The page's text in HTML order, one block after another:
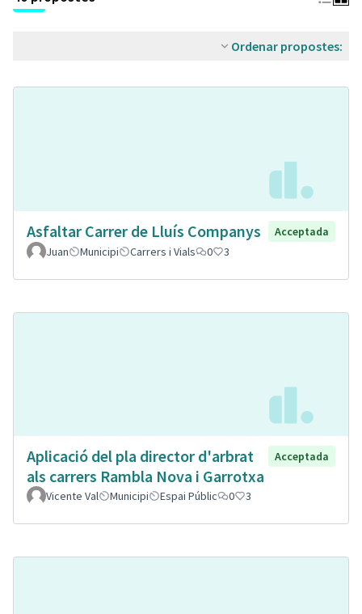
Ordenar propostes:
Asfaltar Carrer de Lluís Companys
Acceptada
Juan
Municipi Carrers i Vials 0 3
Aplicació del pla director d'arbrat
als carrers Rambla Nova i Garrotxa
Acceptada
Vicente Val Municipi Espai Públic 0 3